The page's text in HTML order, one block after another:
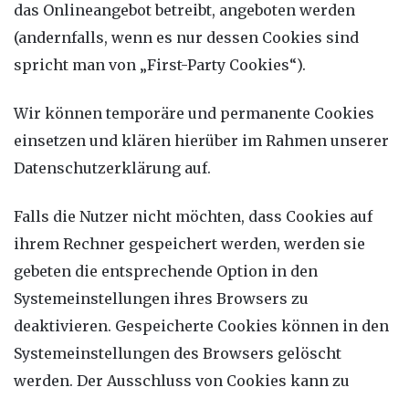
das Onlineangebot betreibt, angeboten werden
(andernfalls, wenn es nur dessen Cookies sind
spricht man von „First-Party Cookies“).
Wir können temporäre und permanente Cookies
einsetzen und klären hierüber im Rahmen unserer
Datenschutzerklärung auf.
Falls die Nutzer nicht möchten, dass Cookies auf
ihrem Rechner gespeichert werden, werden sie
gebeten die entsprechende Option in den
Systemeinstellungen ihres Browsers zu
deaktivieren. Gespeicherte Cookies können in den
Systemeinstellungen des Browsers gelöscht
werden. Der Ausschluss von Cookies kann zu